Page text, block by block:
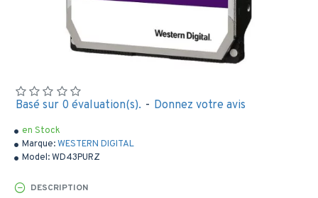
en Stock
Marque:WESTERN DIGITAL
Model:WD43PURZ
Basé sur 0 évaluation(s). - Donnez votre avis
DESCRIPTION